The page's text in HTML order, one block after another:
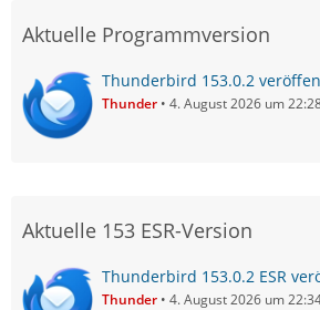
Aktuelle Programmversion
Thunderbird 153.0.2
Thunder 4. August 2026 um
Aktuelle 153 ESR-Version
Thunderbird 153.0.2 ESR
Thunder 4. August 2026 um